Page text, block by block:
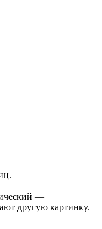
—
другую картинку.